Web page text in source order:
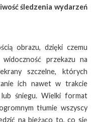
śledzenia wydarzeń
obrazu, dzięki czemu
przekazu na
szczelne, których
ich nawet w trakcie
śniegu. Wielki format
tłumie wszyscy
na bieżąco to, co się